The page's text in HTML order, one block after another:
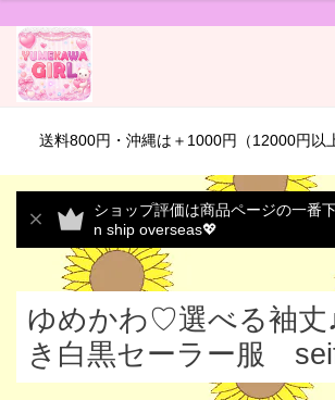
送料800円・沖縄は＋1000円（12000円以
ショップ評価は商品ページの一番
n ship overseas💖
ゆめかわ♡選べる袖丈
き白黒セーラー服